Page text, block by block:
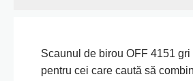
Scaunul de birou OFF 4151 gri
pentru cei care caută să